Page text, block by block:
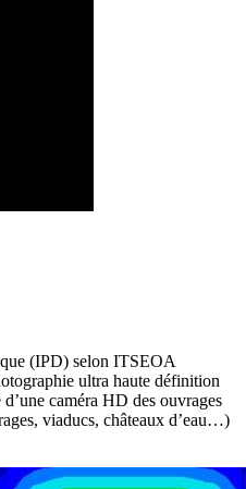
(IPD) selon ITSEOA
ultra haute définition
caméra HD des ouvrages
viaducs, châteaux d’eau…)